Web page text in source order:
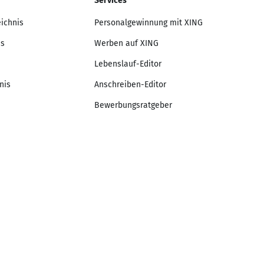
Personalgewinnung mit XING
Werben auf XING
Lebenslauf-Editor
Anschreiben-Editor
Bewerbungsratgeber